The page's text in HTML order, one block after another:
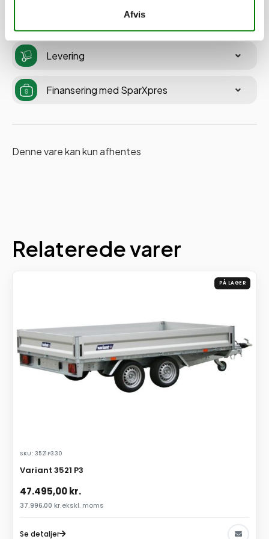
Afvis
Levering
Finansering med SparXpres
Denne vare kan kun afhentes
Relaterede varer
PÅ LAGER
SKU: 3521P330
Variant 3521 P3
47.495,00kr.
37.996,00 kr.ekskl. moms
Se detaljer